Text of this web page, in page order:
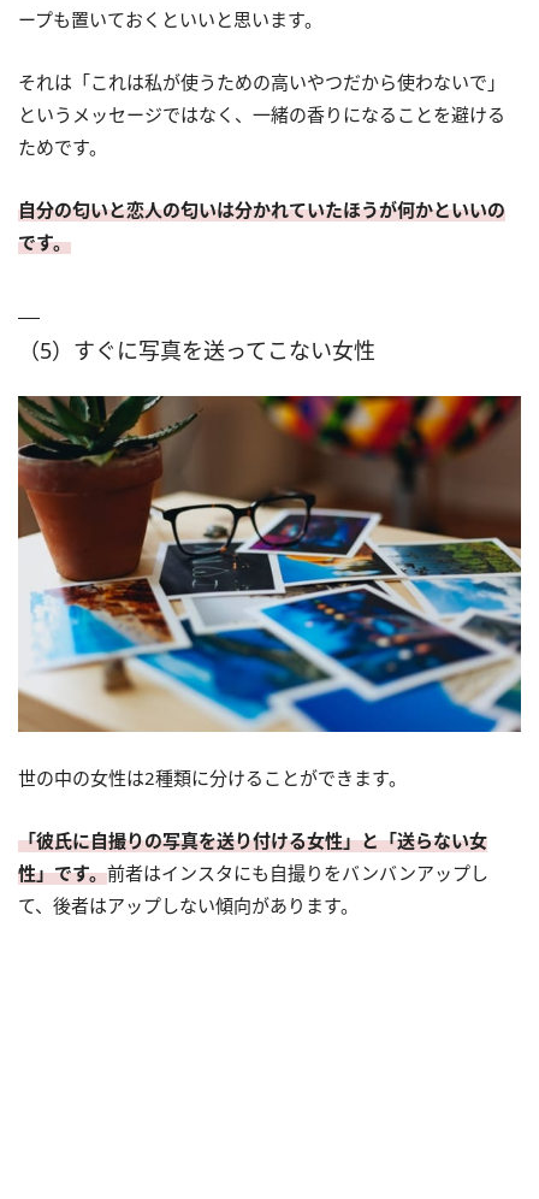
ープも置いておくといいと思います。
それは「これは私が使うための高いやつだから使わないで」
というメッセージではなく、一緒の香りになることを避ける
ためです。
自分の匂いと恋人の匂いは分かれていたほうが何かといいの
です。
（5）すぐに写真を送ってこない女性
世の中の女性は2種類に分けることができます。
「彼氏に自撮りの写真を送り付ける女性」と「送らない女
性」です。前者はインスタにも自撮りをバンバンアップし
て、後者はアップしない傾向があります。